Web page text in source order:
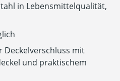
in Lebensmittelqualität,
mit
und praktischem